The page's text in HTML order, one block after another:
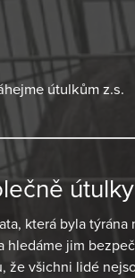
útulkům z.s.
která byla
hledáme jim
že všichni lidé